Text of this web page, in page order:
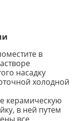
в
насадку
холодной
керамическую
в ней путем